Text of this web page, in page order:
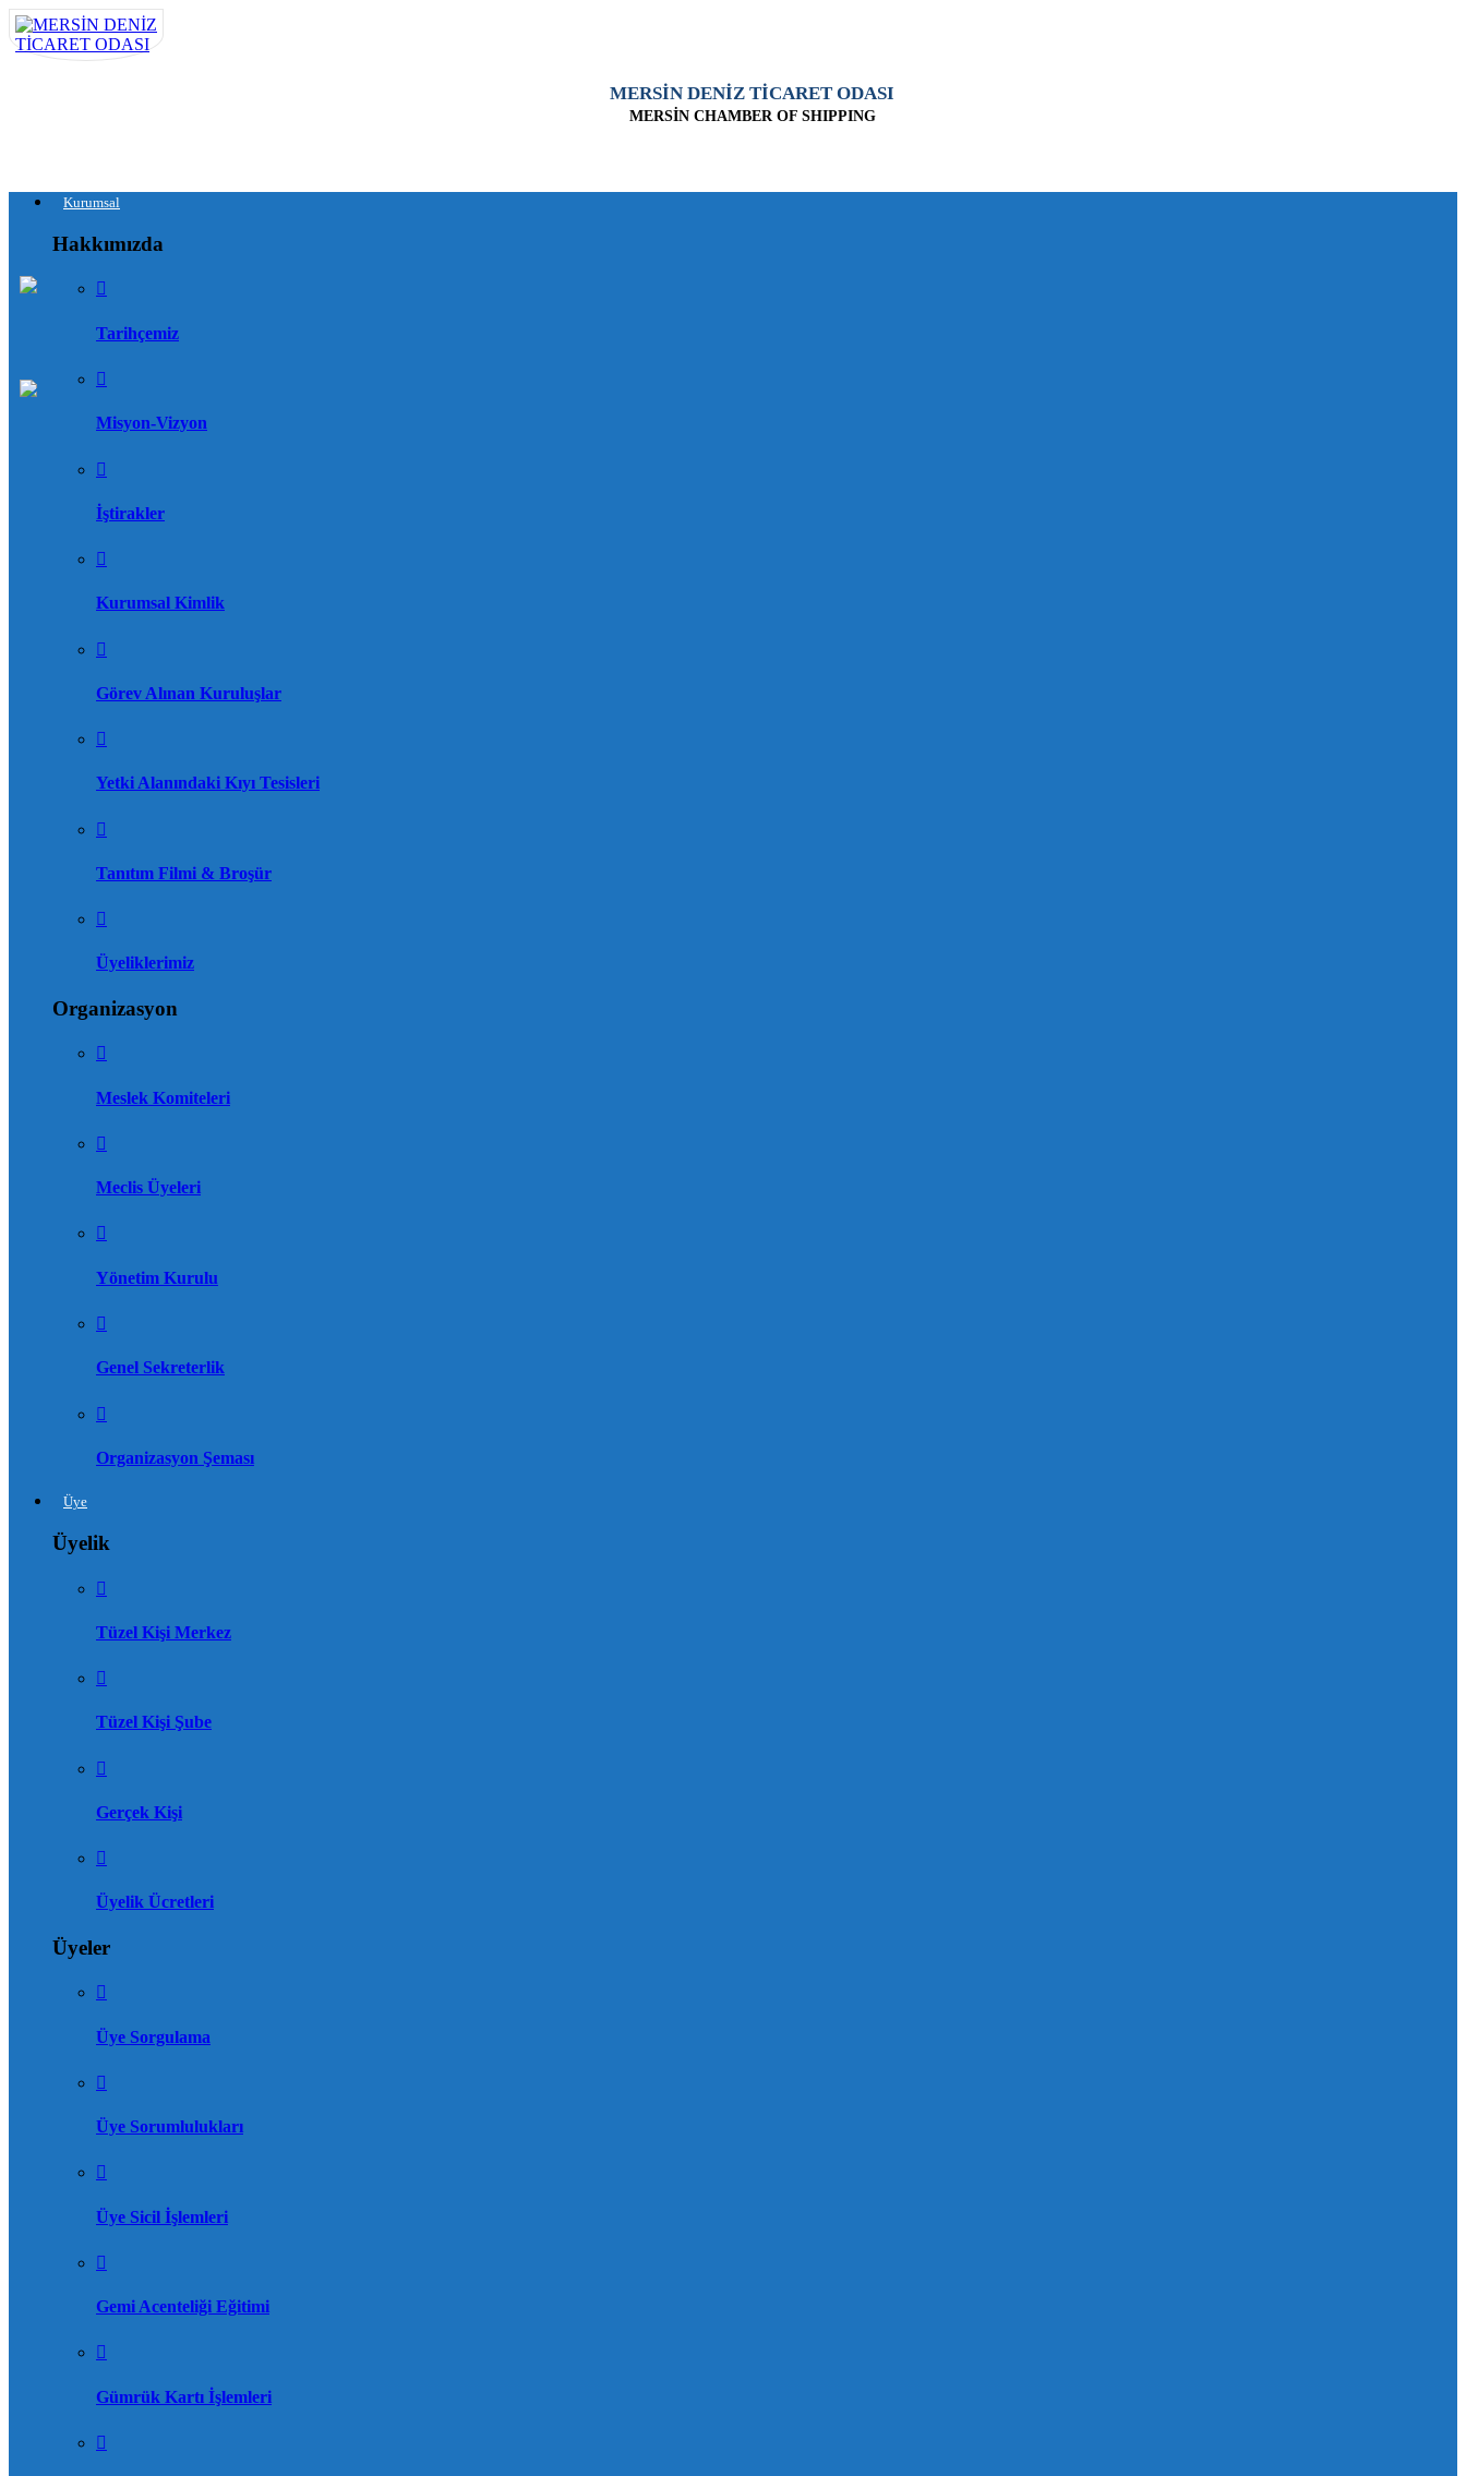
MERSİN DENİZ TİCARET ODASI
MERSİN CHAMBER OF SHIPPING
Kurumsal
Hakkımızda
Tarihçemiz
Misyon-Vizyon
İştirakler
Kurumsal Kimlik
Görev Alınan Kuruluşlar
Yetki Alanındaki Kıyı Tesisleri
Tanıtım Filmi & Broşür
Üyeliklerimiz
Organizasyon
Meslek Komiteleri
Meclis Üyeleri
Yönetim Kurulu
Genel Sekreterlik
Organizasyon Şeması
Üye
Üyelik
Tüzel Kişi Merkez
Tüzel Kişi Şube
Gerçek Kişi
Üyelik Ücretleri
Üyeler
Üye Sorgulama
Üye Sorumlulukları
Üye Sicil İşlemleri
Gemi Acenteliği Eğitimi
Gümrük Kartı İşlemleri